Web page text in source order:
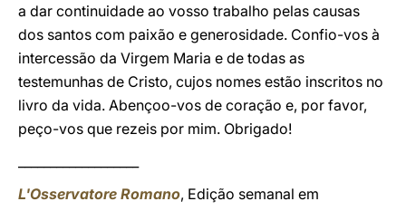
a dar continuidade ao vosso trabalho pelas causas
dos santos com paixão e generosidade. Confio-vos à
intercessão da Virgem Maria e de todas as
testemunhas de Cristo, cujos nomes estão inscritos no
livro da vida. Abençoo-vos de coração e, por favor,
peço-vos que rezeis por mim. Obrigado!
L'Osservatore Romano, Edição semanal em